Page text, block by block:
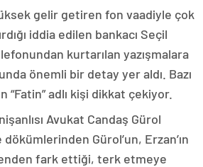
gelir getiren fon vaadiyle çok
iddia edilen bankacı Seçil
kurtarılan yazışmalara
önemli bir detay yer aldı. Bazı
“Fatin” adlı kişi dikkat çekiyor.
Avukat Candaş Gürol
Gürol’un, Erzan’ın
fark ettiği, terk etmeye